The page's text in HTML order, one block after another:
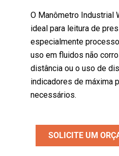
O Manômetro Industrial
ideal para leitura de
especialmente
uso em fluidos não
distância ou o uso de
indicadores de máxima
necessários.
SOLICITE UM